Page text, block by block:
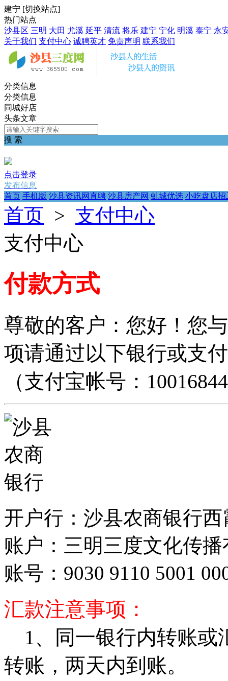
建宁 [切换站点]
热门站点
沙县区 三明 大田 尤溪 延平 清流 将乐 建宁 宁化 明溪 泰宁 永
关于我们 支付中心 诚聘英才 免责声明 联系我们
分类信息
分类信息
同城好店
头条文章
搜 索
点击登录
发布信息
首页 手机版 沙县资讯网直聘 沙县房产网 虬城优选 小吃盘店招
首页 > 支付中心
支付中心
付款方式
尊敬的客户：您好！您
项请通过以下银行或支
（支付宝帐号：
开户行：沙县农商银行西
账户：三明三度文化传
账号：9030 9110 5001
汇款注意事项：
1、同一银行内转账或
转账，两天内到账。